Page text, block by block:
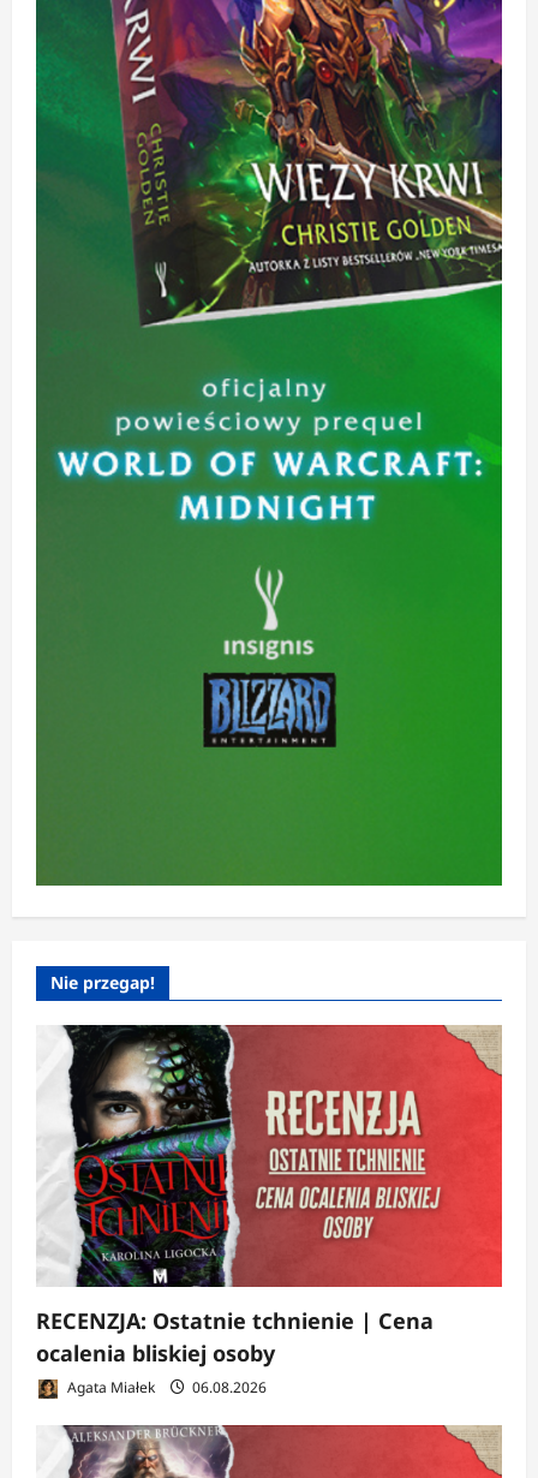
Nie przegap!
RECENZJA: Ostatnie tchnienie | Cena
ocalenia bliskiej osoby
Agata Miałek 06.08.2026